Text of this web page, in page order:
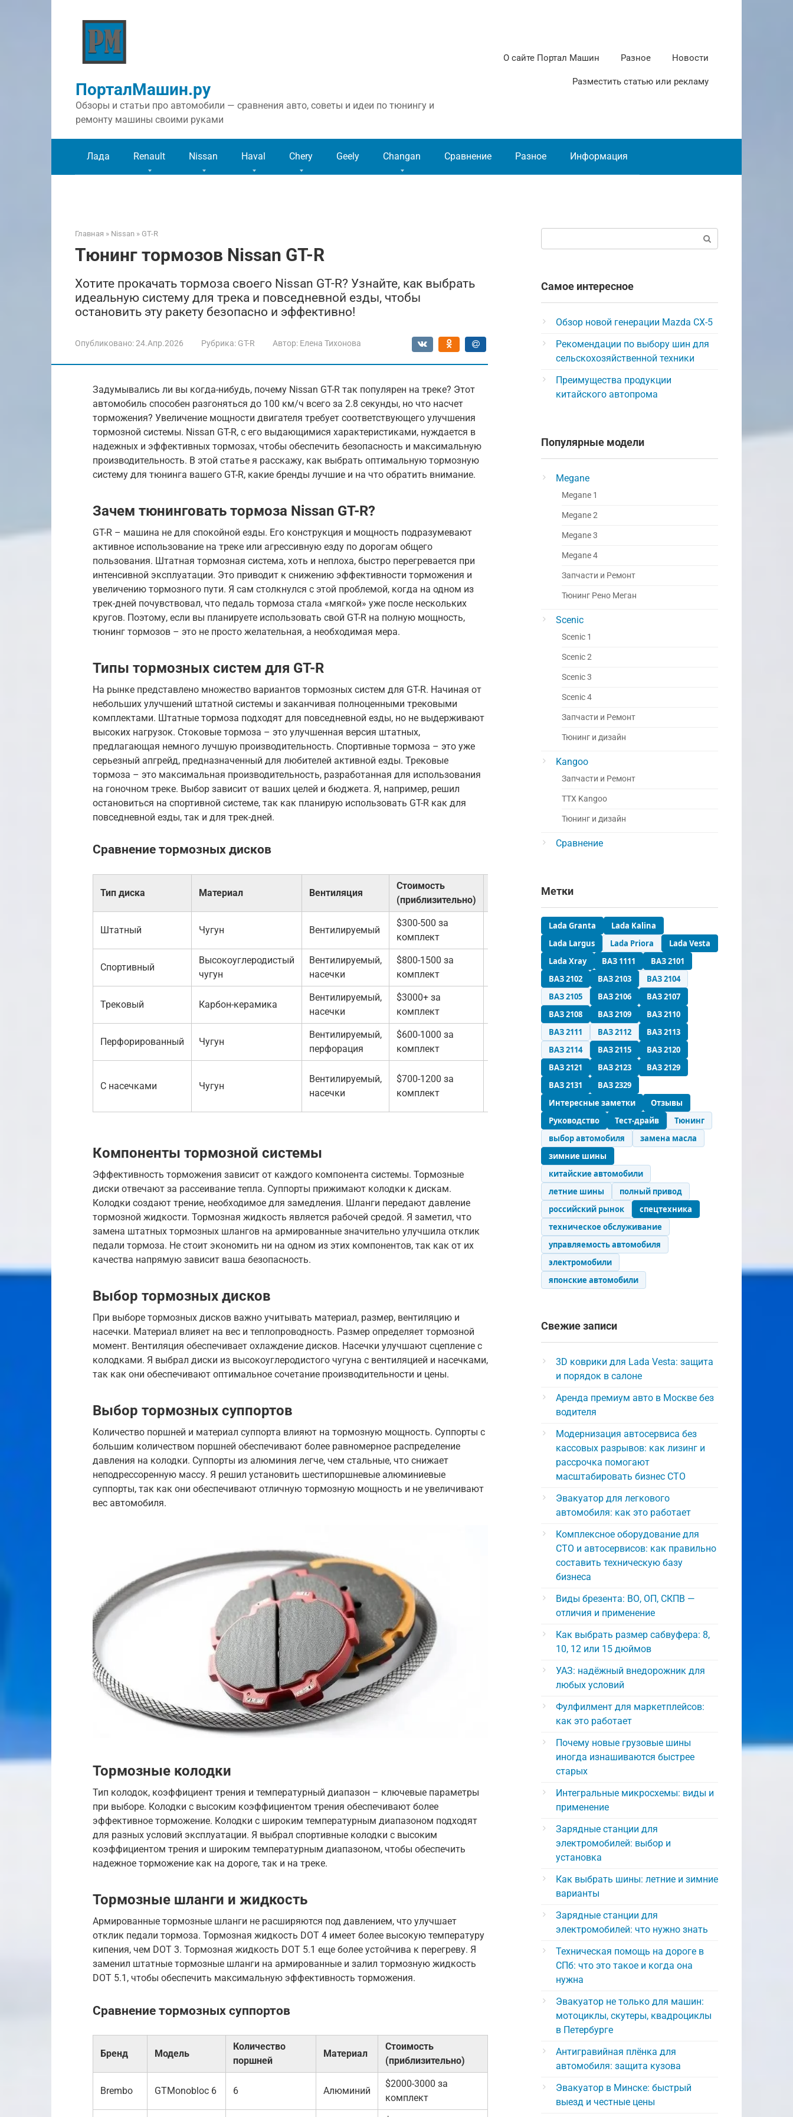
ПорталМашин.ру
Обзоры и статьи про автомобили — сравнения авто, советы и идеи по тюнингу и
ремонту машины своими руками
О сайте Портал Машин Разное Новости
Разместить статью или рекламу
Лада Renault Nissan Haval Chery Geely Changan Сравнение Разное Информация
Главная » Nissan » GT-R
Тюнинг тормозов Nissan GT-R
Хотите прокачать тормоза своего Nissan GT-R? Узнайте, как выбрать
идеальную систему для трека и повседневной езды, чтобы
остановить эту ракету безопасно и эффективно!
Опубликовано:24.Апр.2026 Рубрика: GT-R Автор: Елена Тихонова
Задумывались ли вы когда-нибудь, почему Nissan GT-R так популярен на треке? Этот
автомобиль способен разгоняться до 100 км/ч всего за 2.8 секунды, но что насчет
торможения? Увеличение мощности двигателя требует соответствующего улучшения
тормозной системы. Nissan GT-R, с его выдающимися характеристиками, нуждается в
надежных и эффективных тормозах, чтобы обеспечить безопасность и максимальную
производительность. В этой статье я расскажу, как выбрать оптимальную тормозную
систему для тюнинга вашего GT-R, какие бренды лучшие и на что обратить внимание.
Зачем тюнинговать тормоза Nissan GT-R?
GT-R – машина не для спокойной езды. Его конструкция и мощность подразумевают
активное использование на треке или агрессивную езду по дорогам общего
пользования. Штатная тормозная система, хоть и неплоха, быстро перегревается при
интенсивной эксплуатации. Это приводит к снижению эффективности торможения и
увеличению тормозного пути. Я сам столкнулся с этой проблемой, когда на одном из
трек-дней почувствовал, что педаль тормоза стала «мягкой» уже после нескольких
кругов. Поэтому, если вы планируете использовать свой GT-R на полную мощность,
тюнинг тормозов – это не просто желательная, а необходимая мера.
Типы тормозных систем для GT-R
На рынке представлено множество вариантов тормозных систем для GT-R. Начиная от
небольших улучшений штатной системы и заканчивая полноценными трековыми
комплектами. Штатные тормоза подходят для повседневной езды, но не выдерживают
высоких нагрузок. Стоковые тормоза – это улучшенная версия штатных,
предлагающая немного лучшую производительность. Спортивные тормоза – это уже
серьезный апгрейд, предназначенный для любителей активной езды. Трековые
тормоза – это максимальная производительность, разработанная для использования
на гоночном треке. Выбор зависит от ваших целей и бюджета. Я, например, решил
остановиться на спортивной системе, так как планирую использовать GT-R как для
повседневной езды, так и для трек-дней.
Сравнение тормозных дисков
Тип диска Материал Вентиляция
Стоимость
(приблизительно)
Применение
Штатный Чугун Вентилируемый
$300-500 за
комплект
Повседневная езда
Спортивный
Высокоуглеродистый
чугун
Вентилируемый,
насечки
$800-1500 за
комплект
Активная езда,
Трековый Карбон-керамика
Вентилируемый,
насечки
$3000+ за
комплект
Профессиональный
Перфорированный Чугун
Вентилируемый,
перфорация
$600-1000 за
комплект
С насечками Чугун
Вентилируемый,
насечки
$700-1200 за
комплект
Компоненты тормозной системы
Эффективность торможения зависит от каждого компонента системы. Тормозные
диски отвечают за рассеивание тепла. Суппорты прижимают колодки к дискам.
Колодки создают трение, необходимое для замедления. Шланги передают давление
тормозной жидкости. Тормозная жидкость является рабочей средой. Я заметил, что
замена штатных тормозных шлангов на армированные значительно улучшила отклик
педали тормоза. Не стоит экономить ни на одном из этих компонентов, так как от их
качества напрямую зависит ваша безопасность.
Выбор тормозных дисков
При выборе тормозных дисков важно учитывать материал, размер, вентиляцию и
насечки. Материал влияет на вес и теплопроводность. Размер определяет тормозной
момент. Вентиляция обеспечивает охлаждение дисков. Насечки улучшают сцепление с
колодками. Я выбрал диски из высокоуглеродистого чугуна с вентиляцией и насечками,
так как они обеспечивают оптимальное сочетание производительности и цены.
Выбор тормозных суппортов
Количество поршней и материал суппорта влияют на тормозную мощность. Суппорты с
большим количеством поршней обеспечивают более равномерное распределение
давления на колодки. Суппорты из алюминия легче, чем стальные, что снижает
неподрессоренную массу. Я решил установить шестипоршневые алюминиевые
суппорты, так как они обеспечивают отличную тормозную мощность и не увеличивают
вес автомобиля.
Тормозные колодки
Тип колодок, коэффициент трения и температурный диапазон – ключевые параметры
при выборе. Колодки с высоким коэффициентом трения обеспечивают более
эффективное торможение. Колодки с широким температурным диапазоном подходят
для разных условий эксплуатации. Я выбрал спортивные колодки с высоким
коэффициентом трения и широким температурным диапазоном, чтобы обеспечить
надежное торможение как на дороге, так и на треке.
Тормозные шланги и жидкость
Армированные тормозные шланги не расширяются под давлением, что улучшает
отклик педали тормоза. Тормозная жидкость DOT 4 имеет более высокую температуру
кипения, чем DOT 3. Тормозная жидкость DOT 5.1 еще более устойчива к перегреву. Я
заменил штатные тормозные шланги на армированные и залил тормозную жидкость
DOT 5.1, чтобы обеспечить максимальную эффективность торможения.
Сравнение тормозных суппортов
Бренд Модель
Количество
поршней
Материал
Стоимость
(приблизительно)
Brembo GTMonobloc 6 6 Алюминий
$2000-3000 за
комплект
Самое интересное
Обзор новой генерации Mazda CX-5
Рекомендации по выбору шин для
сельскохозяйственной техники
Преимущества продукции
китайского автопрома
Популярные модели
Megane
Megane 1
Megane 2
Megane 3
Megane 4
Запчасти и Ремонт
Тюнинг Рено Меган
Scenic
Scenic 1
Scenic 2
Scenic 3
Scenic 4
Запчасти и Ремонт
Тюнинг и дизайн
Kangoo
Запчасти и Ремонт
ТТХ Kangoo
Тюнинг и дизайн
Сравнение
Метки
Lada Granta
Lada Kalina
Lada Largus
Lada Priora
Lada Vesta
Lada Xray
ВАЗ 1111
ВАЗ 2101
ВАЗ 2102
ВАЗ 2103
ВАЗ 2104
ВАЗ 2105
ВАЗ 2106
ВАЗ 2107
ВАЗ 2108
ВАЗ 2109
ВАЗ 2110
ВАЗ 2111
ВАЗ 2112
ВАЗ 2113
ВАЗ 2114
ВАЗ 2115
ВАЗ 2120
ВАЗ 2121
ВАЗ 2123
ВАЗ 2129
ВАЗ 2131
ВАЗ 2329
Интересные заметки
Отзывы
Руководство
Тест-драйв
Тюнинг
выбор автомобиля
замена масла
зимние шины
китайские автомобили
летние шины
полный привод
российский рынок
спецтехника
техническое обслуживание
управляемость автомобиля
электромобили
японские автомобили
Свежие записи
3D коврики для Lada Vesta: защита
и порядок в салоне
Аренда премиум авто в Москве без
водителя
Модернизация автосервиса без
кассовых разрывов: как лизинг и
рассрочка помогают
масштабировать бизнес СТО
Эвакуатор для легкового
автомобиля: как это работает
Комплексное оборудование для
СТО и автосервисов: как правильно
составить техническую базу
бизнеса
Виды брезента: ВО, ОП, СКПВ —
отличия и применение
Как выбрать размер сабвуфера: 8,
10, 12 или 15 дюймов
УАЗ: надёжный внедорожник для
любых условий
Фулфилмент для маркетплейсов:
как это работает
Почему новые грузовые шины
иногда изнашиваются быстрее
старых
Интегральные микросхемы: виды и
применение
Зарядные станции для
электромобилей: выбор и
установка
Как выбрать шины: летние и зимние
варианты
Зарядные станции для
электромобилей: что нужно знать
Техническая помощь на дороге в
СПб: что это такое и когда она
нужна
Эвакуатор не только для машин:
мотоциклы, скутеры, квадроциклы
в Петербурге
Антигравийная плёнка для
автомобиля: защита кузова
Эвакуатор в Минске: быстрый
выезд и честные цены